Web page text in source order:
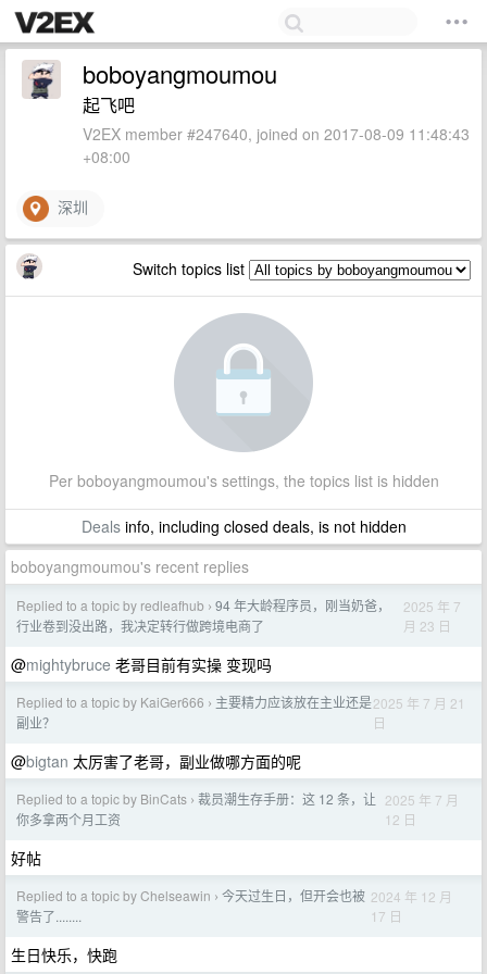
boboyangmoumou
起飞吧
V2EX member #247640, joined on 2017-08-09 11:48:43
+08:00
深圳
Switch topics list
Per boboyangmoumou's settings, the topics list is hidden
Dealsinfo, including closed deals, is not hidden
boboyangmoumou's recent replies
Replied to a topic by redleafhub › 94 年大龄程序员，刚当奶爸，
行业卷到没出路，我决定转行做跨境电商了
2025 年 7
月 23 日
@mightybruce 老哥目前有实操 变现吗
Replied to a topic by KaiGer666 › 主要精力应该放在主业还是
副业？
2025 年 7 月 21
日
@bigtan 太厉害了老哥，副业做哪方面的呢
Replied to a topic by BinCats › 裁员潮生存手册：这 12 条，让
你多拿两个月工资
2025 年 7 月
12 日
好帖
Replied to a topic by Chelseawin › 今天过生日，但开会也被
警告了........
2024 年 12 月
17 日
生日快乐，快跑